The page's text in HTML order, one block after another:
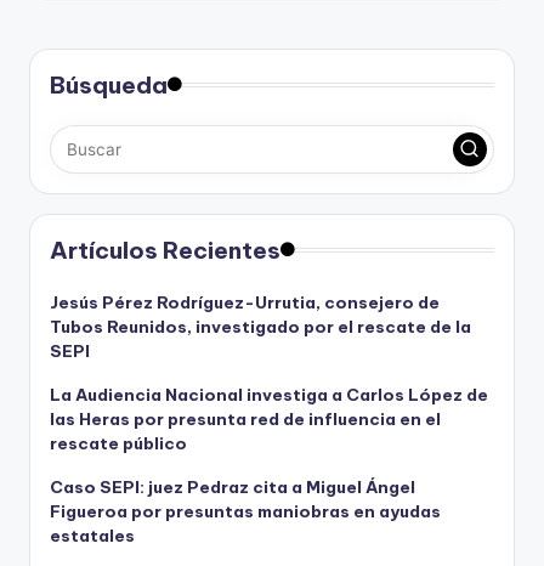
Búsqueda
Artículos Recientes
Jesús Pérez Rodríguez-Urrutia, consejero de
Tubos Reunidos, investigado por el rescate de la
SEPI
La Audiencia Nacional investiga a Carlos López de
las Heras por presunta red de influencia en el
rescate público
Caso SEPI: juez Pedraz cita a Miguel Ángel
Figueroa por presuntas maniobras en ayudas
estatales